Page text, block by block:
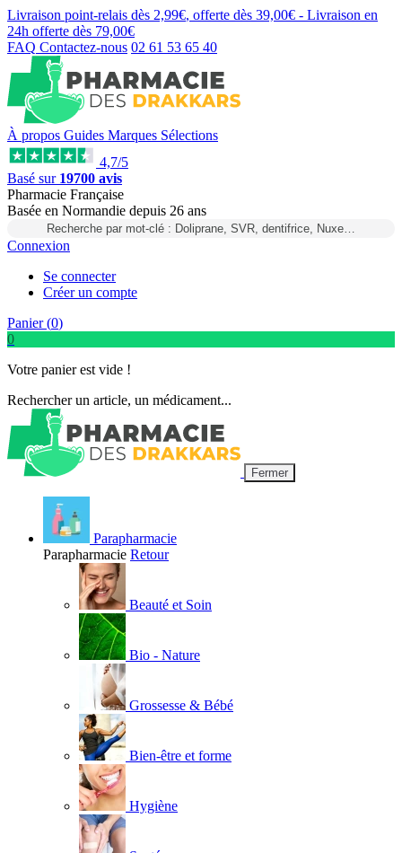
Livraison point-relais dès 2,99€, offerte dès 39,00€ - Livraison en
24h offerte dès 79,00€
FAQ Contactez-nous 02 61 53 65 40
À propos Guides Marques Sélections
4,7/5
Basé sur 19700 avis
Pharmacie Française
Basée en Normandie depuis 26 ans
Recherche par mot-clé : Doliprane, SVR, dentifrice, Nuxe…
Connexion
Se connecter
Créer un compte
Panier (0)
0
Votre panier est vide !
Rechercher un article, un médicament...
Fermer
Parapharmacie
Parapharmacie Retour
Beauté et Soin
Bio - Nature
Grossesse & Bébé
Bien-être et forme
Hygiène